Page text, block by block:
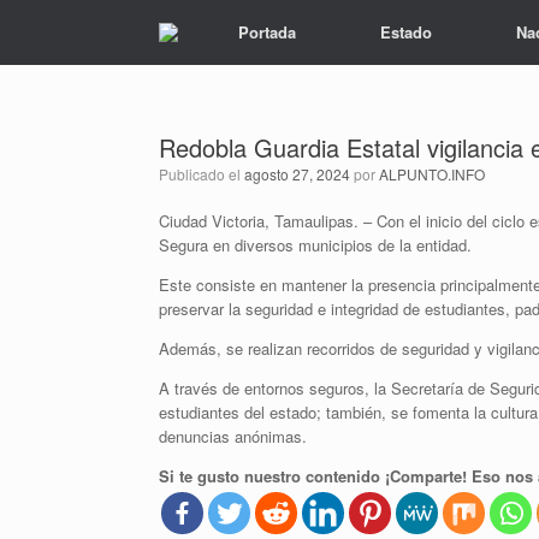
Portada Estado
Redobla Guardia Estatal
Publicado el agosto 27, 2024porALPUNTO.INFO
Ciudad Victoria, Tamaulipas. – Con el inicio del ciclo
Segura en diversos municipios de la entidad.
Este consiste en mantener la presencia
preservar la seguridad e integridad de estudiantes,
Además, se realizan recorridos de seguridad y
A través de entornos seguros, la Secretaría de
estudiantes del estado; también, se fomenta la
denuncias anónimas.
Si te gusto nuestro contenido ¡Comparte! Eso nos